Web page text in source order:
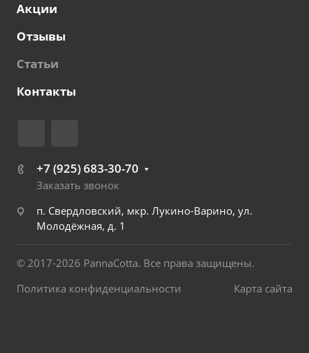
Акции
Отзывы
Статьи
Контакты
+7 (925) 683-30-70
Заказать звонок
п. Свердловский, мкр. Лукино-Варино, ул.
Молодёжная, д. 1
© 2017-2026 PannaCotta. Все права защищены.
Политика конфиденциальности
Карта сайта